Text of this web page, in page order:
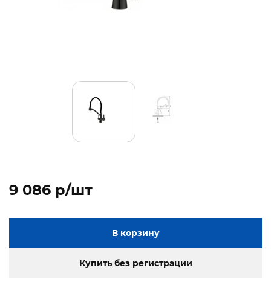
9 086 p/шт
В корзину
Купить без регистрации